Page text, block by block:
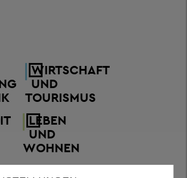
WIRTSCHAFT
UND
TOURISMUS
LEBEN
UND
WOHNEN